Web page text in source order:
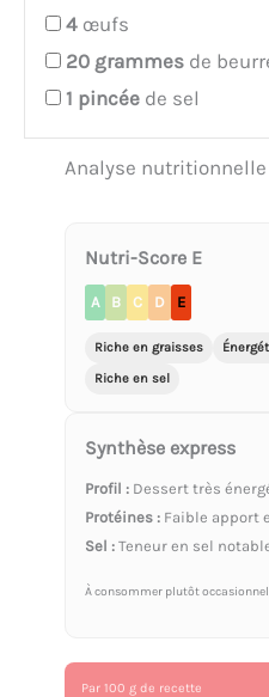
4 œufs
20 grammes de
1 pincée de sel
Analyse nutritionnelle
Nutri-Score E
A B C D E
Riche en graisses
Riche en sel
Synthèse express
Profil : Dessert très
Protéines : Faible apport
Sel : Teneur en sel
À consommer plutôt
Par 100 g de recette